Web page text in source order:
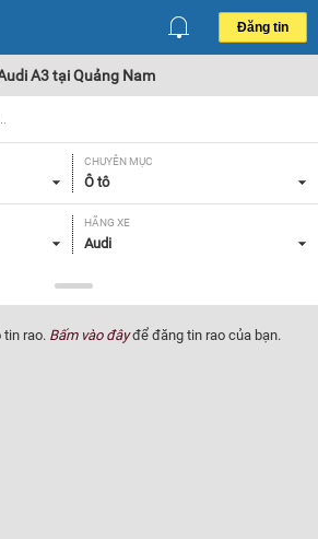
Đăng tin
A3 tại Quảng Nam
CHUYÊN MỤC
Ô tô
HÃNG XE
Audi
NĂM SẢN XUẤT
Tất cả
XUẤT XỨ
tin rao. Bấm vào đâyđể đăng tin rao của bạn.